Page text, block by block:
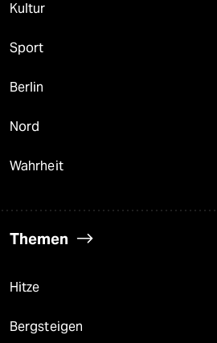
Kultur
Sport
Berlin
Nord
Wahrheit
Themen
Hitze
Bergsteigen